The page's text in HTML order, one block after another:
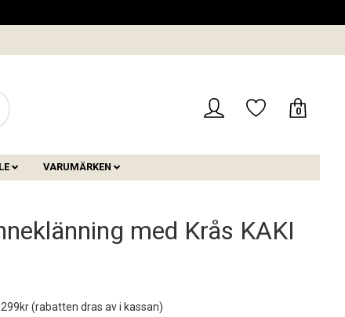
0
VARUMÄRKEN
med Krås KAKI
(rabatten dras av i kassan)